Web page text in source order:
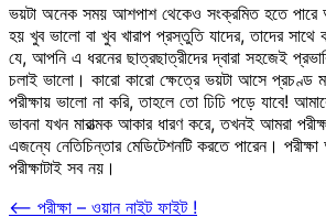
ভয়টা অনেক সময় আশপাশ থেকেও সংক্রমিত হতে পারে
হয় খুব ভালো বা খুব খারাপ প্রস্তুতি যাদের, তাদের
যে, আপনি এ ধরনের ছাত্রছাত্রীদের দ্বারা সহজেই
চলাই ভালো। কারো কারো ক্ষেত্রে ভয়টা আসে প্রচণ্ড
পরীক্ষায় ভালো না করি, তাহলে তো ঢিঢি পড়ে যাবে!
ভাবনা যখন মারাত্মক আকার ধারণ করে, তখনই আমরা
এজন্যে নেতিচিন্তার মেডিটেশনটি করতে পারেন।
পরীক্ষাটাই সব নয়।
Post
⟵ পরীক্ষা – ওয়ান নাইট ফাইট !